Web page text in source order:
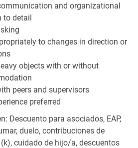
and organizational
to detail
to changes in direction or
objects with or without
peers and supervisors
preferred
Descuento para asociados, EAP,
duelo, contribuciones de
cuidado de hijo/a, descuentos